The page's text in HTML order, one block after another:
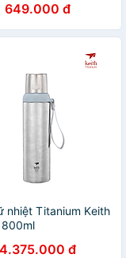
649.000 đ
nhiệt Titanium Keith
4.375.000 đ